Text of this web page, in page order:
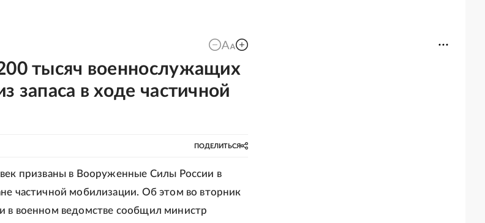
тысяч военнослужащих
запаса в ходе частичной
ПОДЕЛИТЬСЯ
призваны в Вооруженные Силы России в
частичной мобилизации. Об этом во вторник
в военном ведомстве сообщил министр